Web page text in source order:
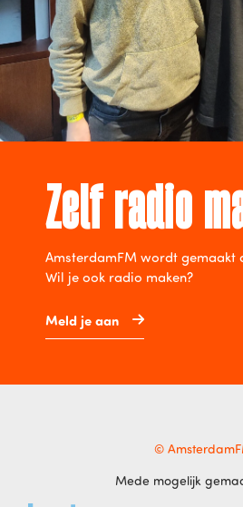
Zelf radio
AmsterdamFM wordt gemaakt
Wil je ook radio maken?
Meld je aan
©
Mede mogelijk